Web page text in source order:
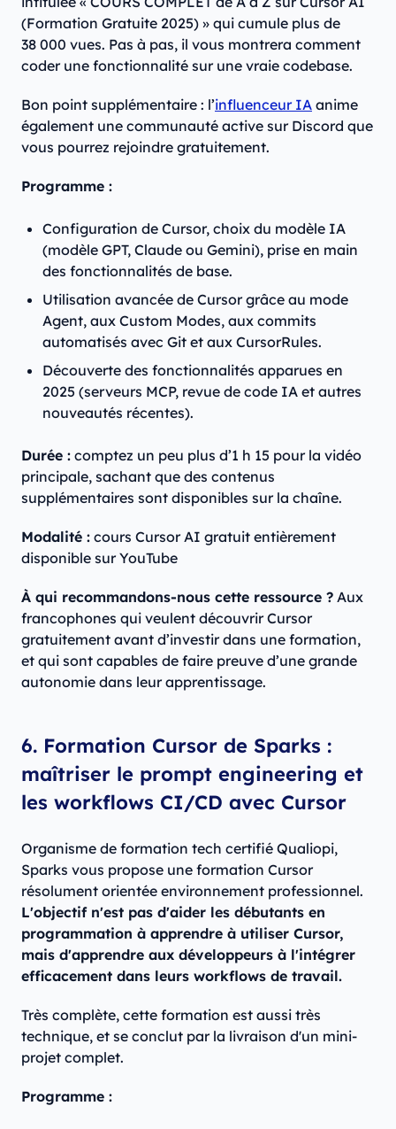
(Formation Gratuite 2025) » qui cumule plus de
38 000 vues. Pas à pas, il vous montrera comment
coder une fonctionnalité sur une vraie codebase.
Bon point supplémentaire : l’influenceur IA anime
également une communauté active sur Discord que
vous pourrez rejoindre gratuitement.
Programme :
Configuration de Cursor, choix du modèle IA
(modèle GPT, Claude ou Gemini), prise en main
des fonctionnalités de base.
Utilisation avancée de Cursor grâce au mode
Agent, aux Custom Modes, aux commits
automatisés avec Git et aux CursorRules.
Découverte des fonctionnalités apparues en
2025 (serveurs MCP, revue de code IA et autres
nouveautés récentes).
Durée : comptez un peu plus d’1 h 15 pour la vidéo
principale, sachant que des contenus
supplémentaires sont disponibles sur la chaîne.
Modalité : cours Cursor AI gratuit entièrement
disponible sur YouTube
À qui recommandons-nous cette ressource ? Aux
francophones qui veulent découvrir Cursor
gratuitement avant d’investir dans une formation,
et qui sont capables de faire preuve d’une grande
autonomie dans leur apprentissage.
6. Formation Cursor de Sparks :
maîtriser le prompt engineering et
les workflows CI/CD avec Cursor
Organisme de formation tech certifié Qualiopi,
Sparks vous propose une formation Cursor
résolument orientée environnement professionnel.
L'objectif n'est pas d'aider les débutants en
programmation à apprendre à utiliser Cursor,
mais d'apprendre aux développeurs à l'intégrer
efficacement dans leurs workflows de travail.
Très complète, cette formation est aussi très
technique, et se conclut par la livraison d'un mini-
projet complet.
Programme :